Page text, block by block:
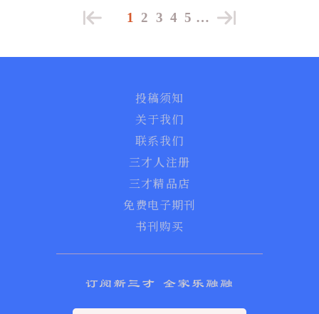
1 2 3 4 5 …
投稿须知
关于我们
联系我们
三才人注册
三才精品店
免费电子期刊
书刊购买
订阅新三才 全家乐融融